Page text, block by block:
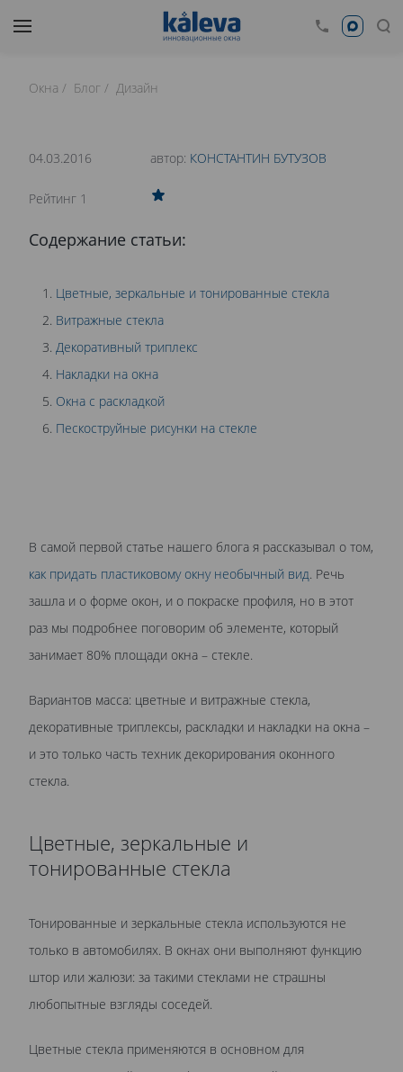
0
ЗАДЕКОРИРОВАТЬ ОКНО?
Окна Блог Дизайн
Содержание статьи:
Цветные, зеркальные и тонированные стекла
Витражные стекла
Декоративный триплекс
Накладки на окна
Окна с раскладкой
Пескоструйные рисунки на стекле
04.03.2016 автор: КОНСТАНТИН БУТУЗОВ
Рейтинг 1
В самой первой статье нашего блога я рассказывал о том,
как придать пластиковому окну необычный вид. Речь
зашла и о форме окон, и о покраске профиля, но в этот
раз мы подробнее поговорим об элементе, который
занимает 80% площади окна – стекле.
Вариантов масса: цветные и витражные стекла,
декоративные триплексы, раскладки и накладки на окна –
и это только часть техник декорирования оконного
стекла.
Цветные, зеркальные и
тонированные стекла
Тонированные и зеркальные стекла используются не
только в автомобилях. В окнах они выполняют функцию
штор или жалюзи: за такими стеклами не страшны
любопытные взгляды соседей.
Цветные стекла применяются в основном для